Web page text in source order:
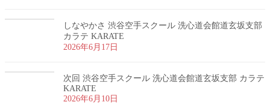
しなやかさ 渋谷空手スクール 洗心道会館道玄坂支部
カラテ KARATE
2026年6月17日
次回 渋谷空手スクール 洗心道会館道玄坂支部 カラテ
KARATE
2026年6月10日